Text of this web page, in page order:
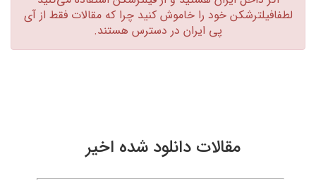
لطفافیلترشکن خود را خاموش کنید چرا که مقالات فقط از آی
پی ایران در دسترس هستند.‏
مقالات دانلود شده اخیر